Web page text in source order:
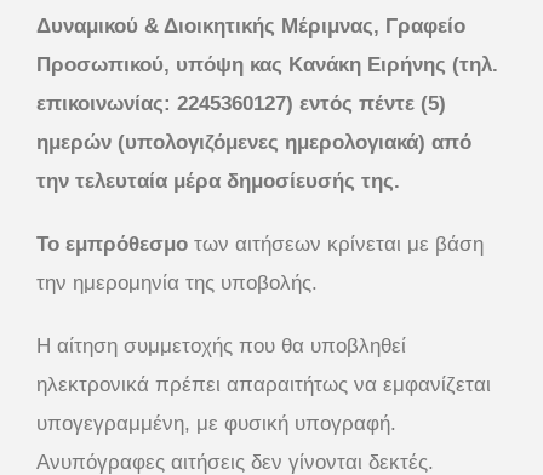
Δυναμικού & Διοικητικής Μέριμνας, Γραφείο
Προσωπικού, υπόψη κας Κανάκη Ειρήνης (τηλ.
επικοινωνίας: 2245360127) εντός πέντε (5)
ημερών (υπολογιζόμενες ημερολογιακά) από
την τελευταία μέρα δημοσίευσής της.
Το εμπρόθεσμο των αιτήσεων κρίνεται με βάση
την ημερομηνία της υποβολής.
Η αίτηση συμμετοχής που θα υποβληθεί
ηλεκτρονικά πρέπει απαραιτήτως να εμφανίζεται
υπογεγραμμένη, με φυσική υπογραφή.
Ανυπόγραφες αιτήσεις δεν γίνονται δεκτές.